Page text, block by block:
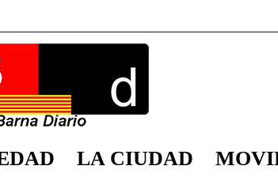
LA CIUDAD